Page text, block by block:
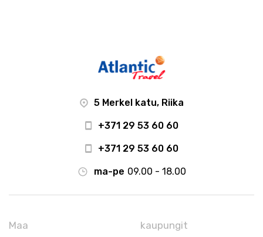
5 Merkel katu, Riika
+371 29 53 60 60
+371 29 53 60 60
ma-pe 09.00 - 18.00
Maa kaupungit